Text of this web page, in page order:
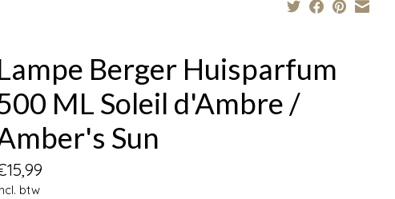
Berger Huisparfum
ML Soleil d'Ambre /
Sun
btw